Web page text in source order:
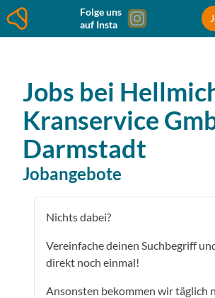
Folge uns
auf Insta
Jobs bei
Kranservice
Darmstadt
Jobangebote
Nichts dabei?
Vereinfache deinen Suchbegriff
direkt noch einmal!
Ansonsten bekommen wir täglich